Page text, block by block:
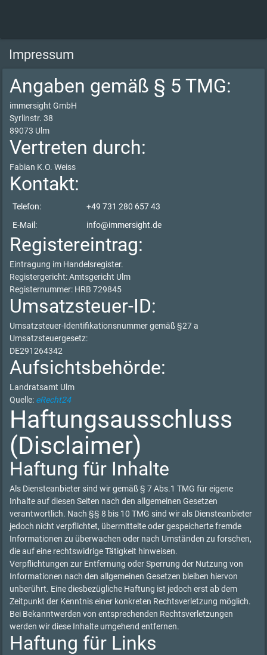
Impressum
Angaben gemäß § 5 TMG:
immersight GmbH
Syrlinstr. 38
89073 Ulm
Vertreten durch:
Fabian K.O. Weiss
Kontakt:
Telefon:
+49 731 280 657 43
E-Mail:
info@immersight.de
Registereintrag:
Eintragung im Handelsregister.
Registergericht: Amtsgericht Ulm
Registernummer: HRB 729845
Umsatzsteuer-ID:
Umsatzsteuer-Identifikationsnummer gemäß §27 a
Umsatzsteuergesetz:
DE291264342
Aufsichtsbehörde:
Landratsamt Ulm
Quelle: eRecht24
Haftungsausschluss
(Disclaimer)
Haftung für Inhalte
Als Diensteanbieter sind wir gemäß § 7 Abs.1 TMG für eigene
Inhalte auf diesen Seiten nach den allgemeinen Gesetzen
verantwortlich. Nach §§ 8 bis 10 TMG sind wir als Diensteanbieter
jedoch nicht verpflichtet, übermittelte oder gespeicherte fremde
Informationen zu überwachen oder nach Umständen zu forschen,
die auf eine rechtswidrige Tätigkeit hinweisen.
Verpflichtungen zur Entfernung oder Sperrung der Nutzung von
Informationen nach den allgemeinen Gesetzen bleiben hiervon
unberührt. Eine diesbezügliche Haftung ist jedoch erst ab dem
Zeitpunkt der Kenntnis einer konkreten Rechtsverletzung möglich.
Bei Bekanntwerden von entsprechenden Rechtsverletzungen
werden wir diese Inhalte umgehend entfernen.
Haftung für Links